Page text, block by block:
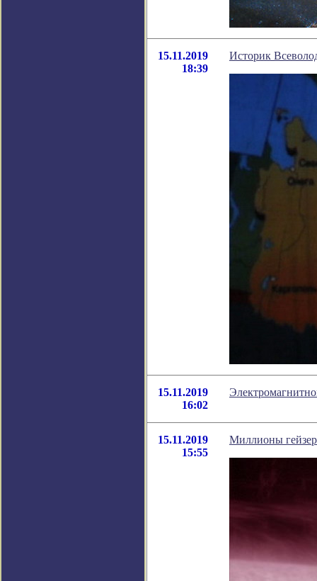
15.11.2019
18:39
Историк
15.11.2019
16:02
15.11.2019
15:55
Миллионы